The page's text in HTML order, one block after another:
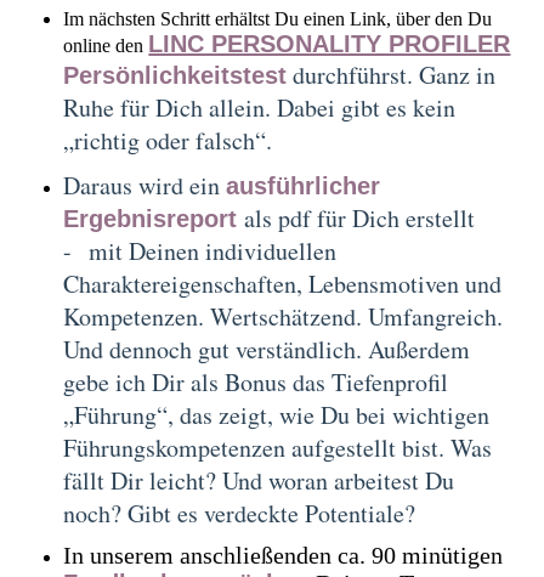
Im nächsten Schritt erhältst Du einen Link, über den Du
online den LINC PERSONALITY PROFILER
Persönlichkeitstest durchführst. Ganz in
Ruhe für Dich allein. Dabei gibt es kein
„richtig oder falsch“.
Daraus wird einausführlicher
Ergebnisreportals pdf für Dich erstellt
- mit Deinen individuellen
Charaktereigenschaften, Lebensmotiven und
Kompetenzen. Wertschätzend. Umfangreich.
Und dennoch gut verständlich. Außerdem
gebe ich Dir als Bonus das Tiefenprofil
„Führung“, das zeigt, wie Du bei wichtigen
Führungskompetenzen aufgestellt bist. Was
fällt Dir leicht? Und woran arbeitest Du
noch? Gibt es verdeckte Potentiale?
In unserem anschließenden ca. 90 minütigen